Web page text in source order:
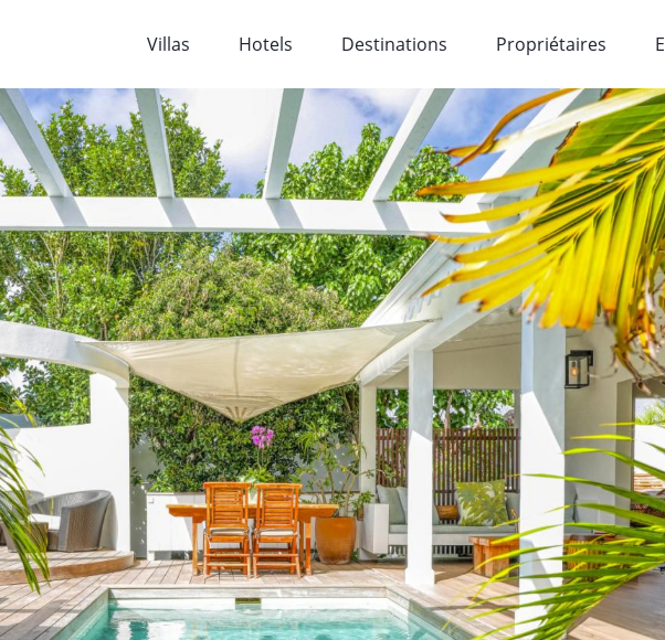
Villas Hotels Destinations Propriétaires